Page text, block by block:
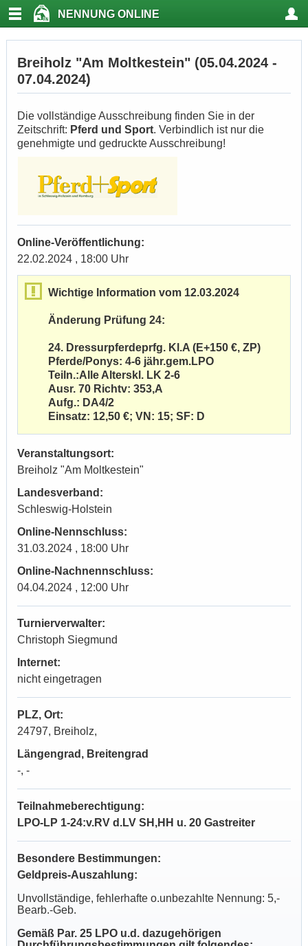
NENNUNG ONLINE
Breiholz "Am Moltkestein" (05.04.2024 -
07.04.2024)
Die vollständige Ausschreibung finden Sie in der
Zeitschrift: Pferd und Sport. Verbindlich ist nur die
genehmigte und gedruckte Ausschreibung!
Online-Veröffentlichung:
22.02.2024 , 18:00 Uhr
Wichtige Information vom 12.03.2024
Änderung Prüfung 24:
24. Dressurpferdeprfg. Kl.A (E+150 €, ZP)
Pferde/Ponys: 4-6 jähr.gem.LPO
Teiln.:Alle Alterskl. LK 2-6
Ausr. 70 Richtv: 353,A
Aufg.: DA4/2
Einsatz: 12,50 €; VN: 15; SF: D
Veranstaltungsort:
Breiholz "Am Moltkestein"
Landesverband:
Schleswig-Holstein
Online-Nennschluss:
31.03.2024 , 18:00 Uhr
Online-Nachnennschluss:
04.04.2024 , 12:00 Uhr
Turnierverwalter:
Christoph Siegmund
Internet:
nicht eingetragen
PLZ, Ort:
24797, Breiholz,
Längengrad, Breitengrad
-, -
Teilnahmeberechtigung:
LPO-LP 1-24:v.RV d.LV SH,HH u. 20 Gastreiter
Besondere Bestimmungen:
Geldpreis-Auszahlung:
Unvollständige, fehlerhafte o.unbezahlte Nennung: 5,-
Bearb.-Geb.
Gemäß Par. 25 LPO u.d. dazugehörigen